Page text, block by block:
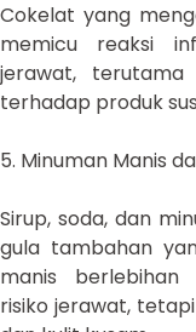
Cokelat yang
memicu reaksi
jerawat, terutama
terhadap produk
5. Minuman Manis
Sirup, soda, dan
gula tambahan
manis berlebihan
risiko jerawat,